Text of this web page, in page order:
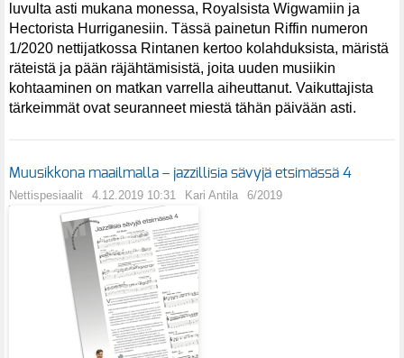
luvulta asti mukana monessa, Royalsista Wigwamiin ja
Hectorista Hurriganesiin. Tässä painetun Riffin numeron
1/2020 nettijatkossa Rintanen kertoo kolahduksista, märistä
räteistä ja pään räjähtämisistä, joita uuden musiikin
kohtaaminen on matkan varrella aiheuttanut. Vaikuttajista
tärkeimmät ovat seuranneet miestä tähän päivään asti.
Muusikkona maailmalla – jazzillisia sävyjä etsimässä 4
Nettispesiaalit 4.12.2019 10:31 Kari Antila 6/2019